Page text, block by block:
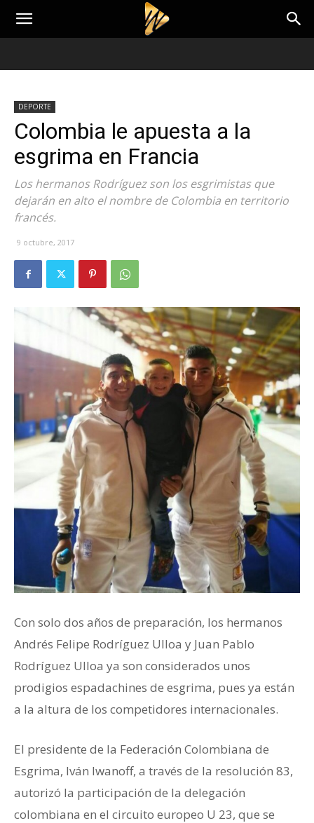
DEPORTE
Colombia le apuesta a la
esgrima en Francia
Los hermanos Rodríguez son los esgrimistas que
dejarán en alto el nombre de Colombia en territorio
francés.
9 octubre, 2017
Con solo dos años de preparación, los hermanos
Andrés Felipe Rodríguez Ulloa y Juan Pablo
Rodríguez Ulloa ya son considerados unos
prodigios espadachines de esgrima, pues ya están
a la altura de los competidores internacionales.
El presidente de la Federación Colombiana de
Esgrima, Iván Iwanoff, a través de la resolución 83,
autorizó la participación de la delegación
colombiana en el circuito europeo U 23, que se